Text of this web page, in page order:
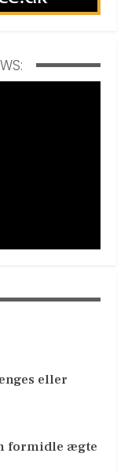
eller
formidle ægte